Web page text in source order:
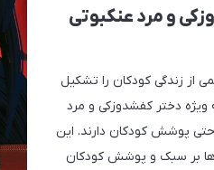
و مرد عنکبوتی
از زندگی کودکان را تشکیل
دختر کفشدوزکی و مرد
حتی پوشش کودکان دارند. این
بر سبک و پوشش کودکان